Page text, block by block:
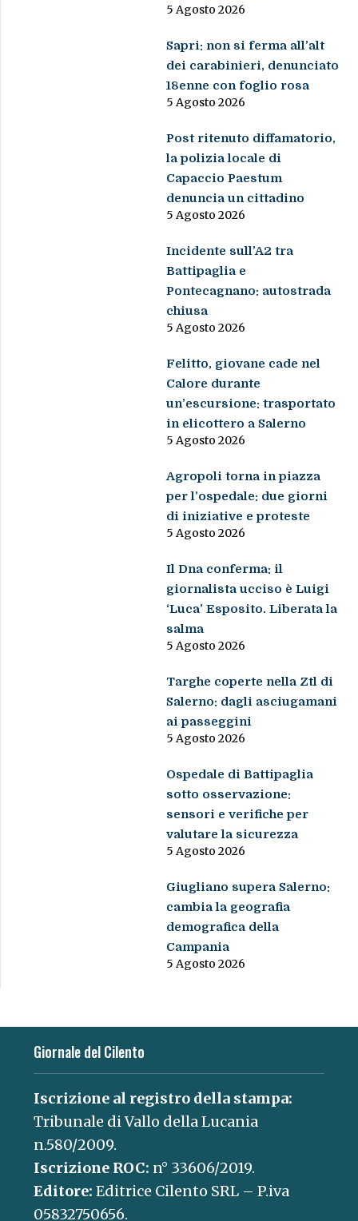
5 Agosto 2026
Sapri: non si ferma all’alt
dei carabinieri, denunciato
18enne con foglio rosa
5 Agosto 2026
Post ritenuto diffamatorio,
la polizia locale di
Capaccio Paestum
denuncia un cittadino
5 Agosto 2026
Incidente sull’A2 tra
Battipaglia e
Pontecagnano: autostrada
chiusa
5 Agosto 2026
Felitto, giovane cade nel
Calore durante
un’escursione: trasportato
in elicottero a Salerno
5 Agosto 2026
Agropoli torna in piazza
per l’ospedale: due giorni
di iniziative e proteste
5 Agosto 2026
Il Dna conferma: il
giornalista ucciso è Luigi
‘Luca’ Esposito. Liberata la
salma
5 Agosto 2026
Targhe coperte nella Ztl di
Salerno: dagli asciugamani
ai passeggini
5 Agosto 2026
Ospedale di Battipaglia
sotto osservazione:
sensori e verifiche per
valutare la sicurezza
5 Agosto 2026
Giugliano supera Salerno:
cambia la geografia
demografica della
Campania
5 Agosto 2026
Giornale del Cilento
Iscrizione al registro della stampa:
Tribunale di Vallo della Lucania
n.580/2009.
Iscrizione ROC: n° 33606/2019.
Editore: Editrice Cilento SRL – P.iva
05832750656.